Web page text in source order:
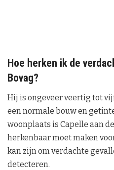
Hoe herken ik de
Bovag?
Hij is ongeveer veertig tot
een normale bouw en
woonplaats is Capelle aan
herkenbaar moet maken
kan zijn om verdachte
detecteren.